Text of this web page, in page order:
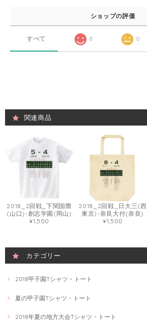
ショップの評価
すべて 8 0
関連商品
2018_2回戦_下関国際
(山口)-創志学園(岡山)
¥1,500
2018_2回戦_日大三(西
東京)-奈良大付(奈良)
¥1,500
カテゴリー
2018甲子園Tシャツ・トート
夏の甲子園Tシャツ・トート
2018年夏の地方大会Tシャツ・トート